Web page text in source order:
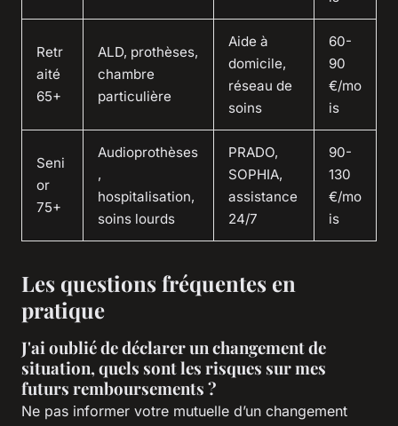
Retr
aité
65+
ALD, prothèses,
chambre
particulière
Aide à
domicile,
réseau de
soins
60-
90
€/mo
is
Seni
or
75+
Audioprothèses
,
hospitalisation,
soins lourds
PRADO,
SOPHIA,
assistance
24/7
90-
130
€/mo
is
Les questions fréquentes en
pratique
J'ai oublié de déclarer un changement de
situation, quels sont les risques sur mes
futurs remboursements ?
Ne pas informer votre mutuelle d’un changement